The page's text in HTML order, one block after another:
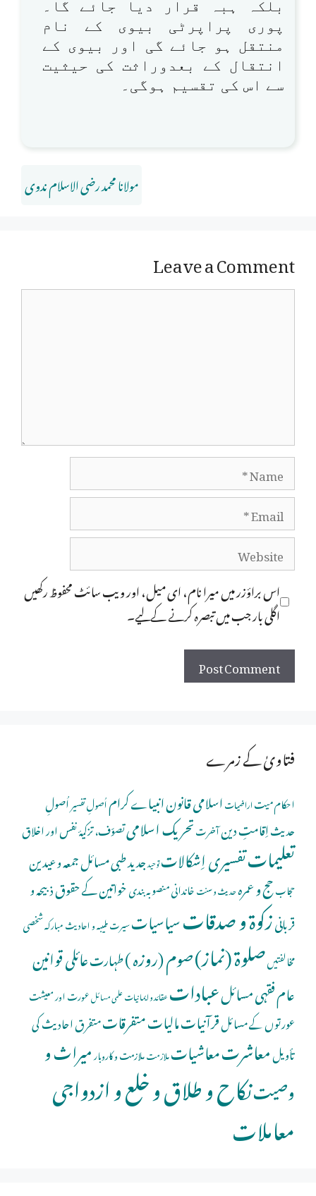
بلکہ ہبہ قرار دیا جائے گا۔
پوری پراپرٹی بیوی کے نام
منتقل ہو جائے گی اور بیوی کے
انتقال کے بعدوراثت کی حیثیت
سے اس کی تقسیم ہوگی۔
مولانا محمد رضی الاسلام ندوی
Leave a Comment
Name
Email
Website
اس براؤزر میں میرا نام، ای میل، اور ویب سائٹ محفوظ رکھیں
اگلی بار جب میں تبصرہ کرنے کےلیے۔
فتاویٰ کے زمرے
احکام میتاراضیاتاسلامی قانونانبیاے کراماُصولِ تفسیراُصولِ
حدیثاِقامتِ دینآخرتتحریک اسلامیتصوّف، تزکیۂ نفس اور اخلاق
تعلیماتتفسیری اِشکالاتتوحیدجدید طبی مسائلجمعہ و عیدین
حجابحج و عمرہحدیث و سنتخاندانی منصوبہ بندیخواتین کے حقوقذبیحہ و
قربانیزکوۃ و صدقاتسیاسیاتسیرت طیبہ و احادیث مبارکہشخصی
مخالفتیںصلوة (نماز)صوم (روزہ )طہارتعائلی قوانین
عام فقہی مسائلعباداتعقائد و ایمانیاتعلمی مسائلعورت اور معیشت
عورتوں کے مسائلقرآنیاتمالیاتمتفرقاتمتفرق احادیث کی
تأویلمعاشرتمعاشیاتملازمتملازمت و کاروبارمیراث و
وصیتنکاح و طلاق و خلع و ازدواجی
معاملات